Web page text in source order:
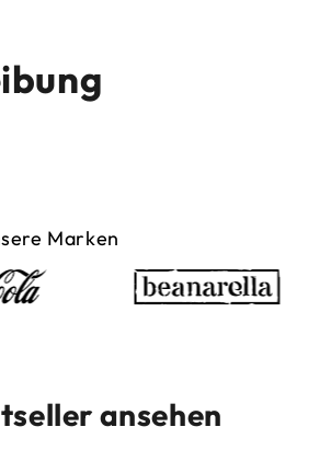
Marken
ansehen